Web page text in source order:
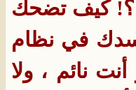
؟! كيف تضحك
في نظام
نائم ، ولا